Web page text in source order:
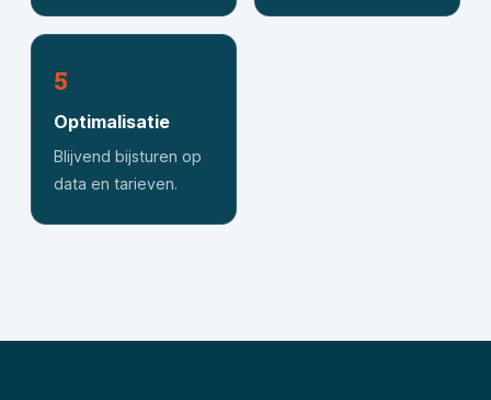
5
Optimalisatie
Blijvend bijsturen op
data en tarieven.